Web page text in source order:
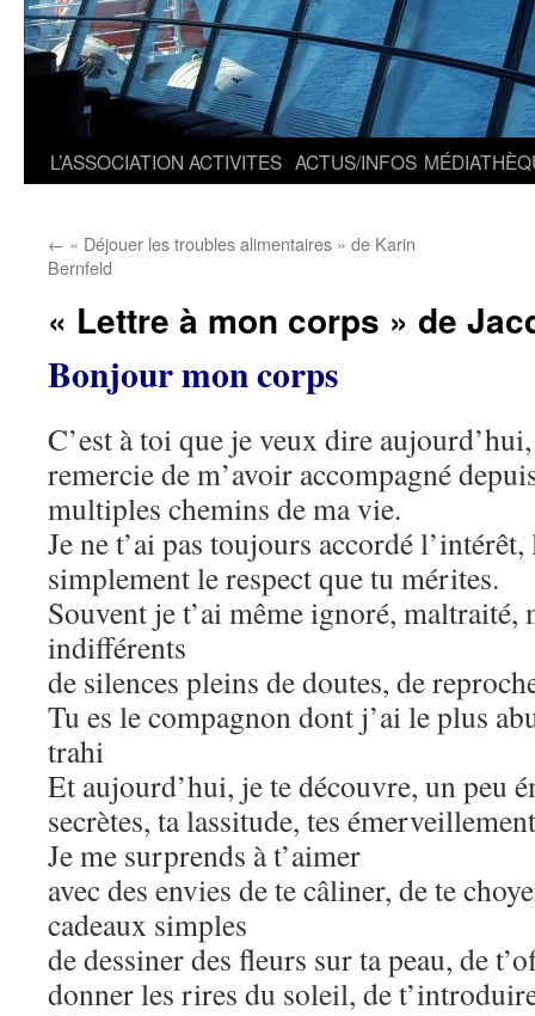
L’ASSOCIATION ACTIVITES ACTUS/INFOS
← « Déjouer les troubles alimentaires » de Karin
Bernfeld
« Lettre à mon corps » de
Bonjour mon corps
C’est à toi que je veux dire
remercie de m’avoir accompagné
multiples chemins de ma vie.
Je ne t’ai pas toujours accordé
simplement le respect que tu mérites.
Souvent je t’ai même ignoré, maltraité,
indifférents
de silences pleins de doutes, de
Tu es le compagnon dont j’ai le plus
trahi
Et aujourd’hui, je te découvre, un peu
secrètes, ta lassitude, tes
Je me surprends à t’aimer
avec des envies de te câliner, de te
cadeaux simples
de dessiner des fleurs sur ta peau, de
donner les rires du soleil, de